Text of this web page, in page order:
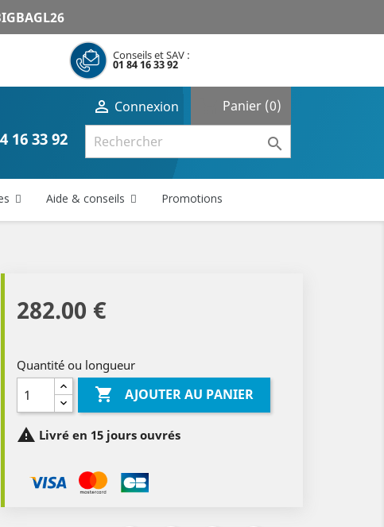
Conseils et SAV :
01 84 16 33 92
 Connexion Panier (0)
16 33 92 
Aide & conseils Promotions
282.00 €
Quantité ou longueur
 AJOUTER AU PANIER
 Livré en 15 jours ouvrés